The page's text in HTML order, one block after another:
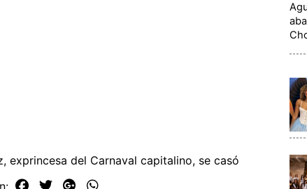
exprincesa del Carnaval capitalino, se casó